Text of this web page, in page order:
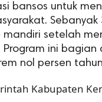
bansos untuk
Sebanyak
setelah
Program ini bagian
nol persen
Kabupaten